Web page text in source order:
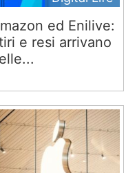
ed Enilive:
e resi arrivano